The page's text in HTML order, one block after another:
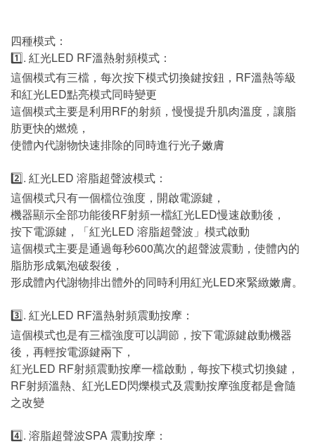
四種模式：
1️⃣. 紅光LED RF溫熱射頻模式：
這個模式有三檔，每次按下模式切換鍵按鈕，RF溫熱等級
和紅光LED點亮模式同時變更
這個模式主要是利用RF的射頻，慢慢提升肌肉溫度，讓脂
肪更快的燃燒，
使體內代謝物快速排除的同時進行光子嫩膚
2️⃣. 紅光LED 溶脂超聲波模式：
這個模式只有一個檔位強度，開啟電源鍵，
機器顯示全部功能後RF射頻一檔紅光LED慢速啟動後，
按下電源鍵，「紅光LED 溶脂超聲波」模式啟動
這個模式主要是通過每秒600萬次的超聲波震動，使體內的
脂肪形成氣泡破裂後，
形成體內代謝物排出體外的同時利用紅光LED來緊緻嫩膚。
3️⃣. 紅光LED RF溫熱射頻震動按摩：
這個模式也是有三檔強度可以調節，按下電源鍵啟動機器
後，再輕按電源鍵兩下，
紅光LED RF射頻震動按摩一檔啟動，每按下模式切換鍵，
RF射頻溫熱、紅光LED閃爍模式及震動按摩強度都是會隨
之改變
4️⃣. 溶脂超聲波SPA 震動按摩：